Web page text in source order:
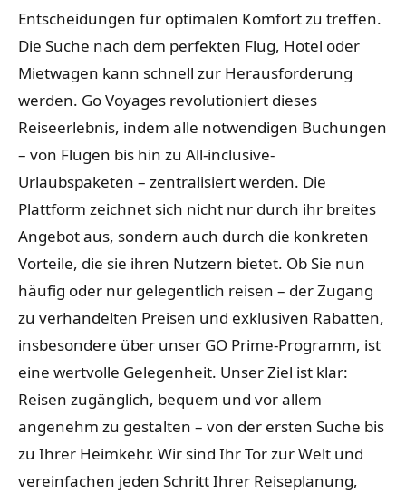
Entscheidungen für optimalen Komfort zu treffen.
Die Suche nach dem perfekten Flug, Hotel oder
Mietwagen kann schnell zur Herausforderung
werden. Go Voyages revolutioniert dieses
Reiseerlebnis, indem alle notwendigen Buchungen
– von Flügen bis hin zu All-inclusive-
Urlaubspaketen – zentralisiert werden. Die
Plattform zeichnet sich nicht nur durch ihr breites
Angebot aus, sondern auch durch die konkreten
Vorteile, die sie ihren Nutzern bietet. Ob Sie nun
häufig oder nur gelegentlich reisen – der Zugang
zu verhandelten Preisen und exklusiven Rabatten,
insbesondere über unser GO Prime-Programm, ist
eine wertvolle Gelegenheit. Unser Ziel ist klar:
Reisen zugänglich, bequem und vor allem
angenehm zu gestalten – von der ersten Suche bis
zu Ihrer Heimkehr. Wir sind Ihr Tor zur Welt und
vereinfachen jeden Schritt Ihrer Reiseplanung,